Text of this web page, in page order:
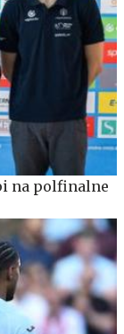
na polfinalne